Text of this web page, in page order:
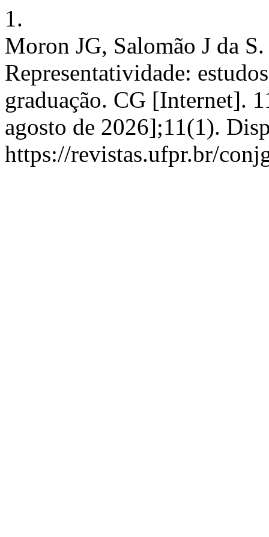
1.
Moron JG, Salomão J da
Representatividade:
graduação. CG [Internet].
agosto de 2026];11(1).
https://revistas.ufpr.br/